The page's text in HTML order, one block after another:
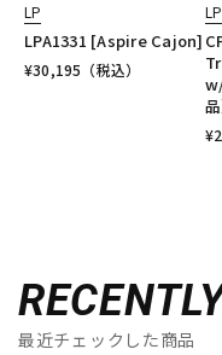
LP
LPA1331 [Aspire Cajon]
¥30,195 （税込）
LP
品
¥
最近チェックした商品